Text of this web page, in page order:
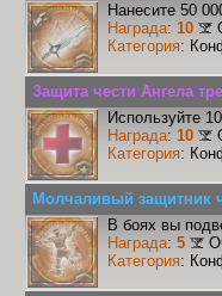
Нанесите 50
Награда: 10
Категория:
Защита чести Ангела
Используйте
Награда: 10
Категория:
Молчаливый защитник
В боях вы
Награда: 5
Категория: